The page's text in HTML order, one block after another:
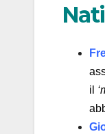
il